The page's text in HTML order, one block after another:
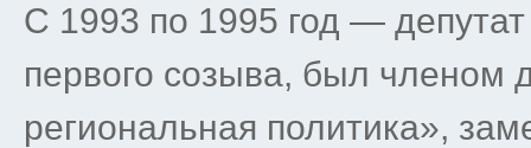
С 1993 по 1995 год —
первого созыва, был членом
региональная политика»,